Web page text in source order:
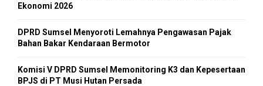
Ekonomi 2026
DPRD Sumsel Menyoroti Lemahnya Pengawasan Pajak
Bahan Bakar Kendaraan Bermotor
Komisi V DPRD Sumsel Memonitoring K3 dan Kepesertaan
BPJS di PT Musi Hutan Persada